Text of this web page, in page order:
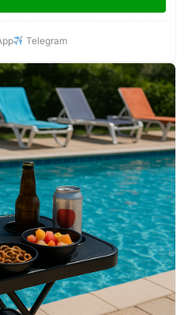
Telegram